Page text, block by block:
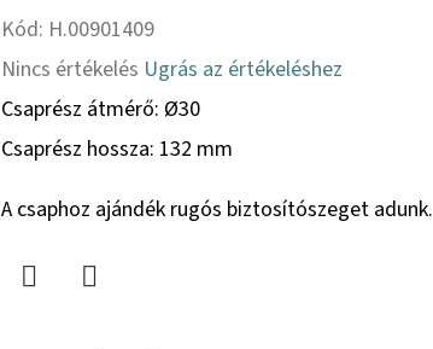
Kód: H.00901409
A
termék
átlagos
ből
Nincs értékelés Ugrás az értékeléshez
Csaprész átmérő: Ø30
Csaprész hossza: 132 mm
A csaphoz ajándék rugós biztosítószeget adunk.